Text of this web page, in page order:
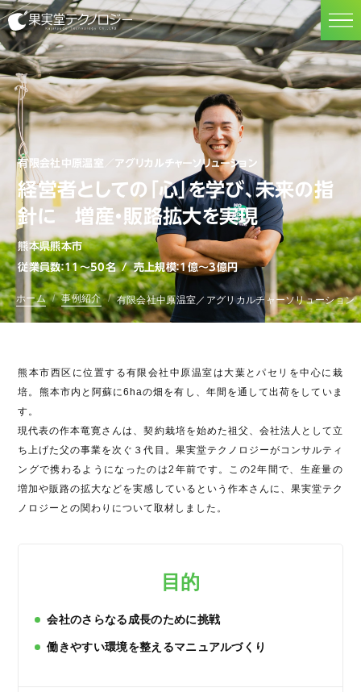
果実堂テクノロジー
有限会社中原温室／アグリカルチャーソリューション
経営者としての「心」を学び、未来の指
針に 増産・販路拡大を実現
熊本県熊本市
従業員数：11〜50名
売上規模：1億〜3億円
ホーム 事例紹介 有限会社中原温室／アグリカルチャーソリューション
熊本市西区に位置する有限会社中原温室は大葉とパセリを中心に栽
培。熊本市内と阿蘇に6haの畑を有し、年間を通して出荷をしていま
す。
現代表の作本竜寛さんは、契約栽培を始めた祖父、会社法人として立
ち上げた父の事業を次ぐ３代目。果実堂テクノロジーがコンサルティ
ングで携わるようになったのは2年前です。この2年間で、生産量の
増加や販路の拡大などを実感しているという作本さんに、果実堂テク
ノロジーとの関わりについて取材しました。
目的
会社のさらなる成長のために挑戦
働きやすい環境を整えるマニュアルづくり